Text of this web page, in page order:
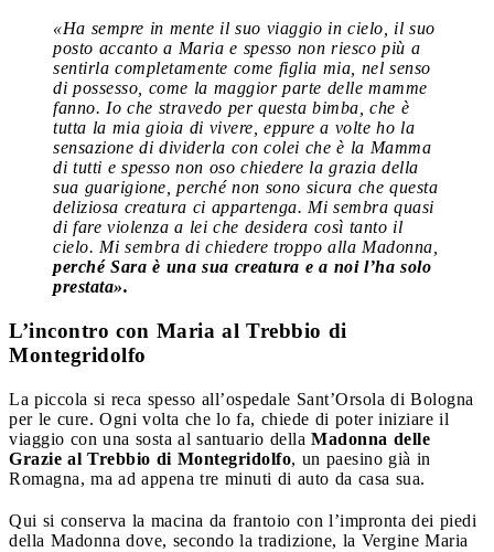
«Ha sempre in mente il suo viaggio in cielo, il suo
posto accanto a Maria e spesso non riesco più a
sentirla completamente come figlia mia, nel senso
di possesso, come la maggior parte delle mamme
fanno. Io che stravedo per questa bimba, che è
tutta la mia gioia di vivere, eppure a volte ho la
sensazione di dividerla con colei che è la Mamma
di tutti e spesso non oso chiedere la grazia della
sua guarigione, perché non sono sicura che questa
deliziosa creatura ci appartenga. Mi sembra quasi
di fare violenza a lei che desidera così tanto il
cielo. Mi sembra di chiedere troppo alla Madonna,
perché Sara è una sua creatura e a noi l’ha solo
prestata».
L’incontro con Maria al Trebbio di
Montegridolfo
La piccola si reca spesso all’ospedale Sant’Orsola di Bologna
per le cure. Ogni volta che lo fa, chiede di poter iniziare il
viaggio con una sosta al santuario della Madonna delle
Grazie al Trebbio di Montegridolfo, un paesino già in
Romagna, ma ad appena tre minuti di auto da casa sua.
Qui si conserva la macina da frantoio con l’impronta dei piedi
della Madonna dove, secondo la tradizione, la Vergine Maria